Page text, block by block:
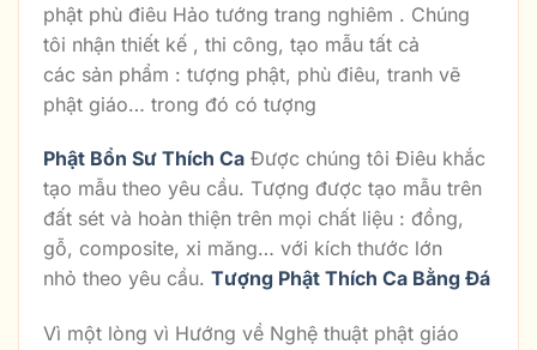
phật phù điêu Hảo tướng trang nghiêm . Chúng
tôi nhận thiết kế , thi công, tạo mẫu tất cả
các sản phẩm : tượng phật, phù điêu, tranh vẽ
phật giáo… trong đó có tượng
Phật Bổn Sư Thích Ca Được chúng tôi Điêu khắc
tạo mẫu theo yêu cầu. Tượng được tạo mẫu trên
đất sét và hoàn thiện trên mọi chất liệu : đồng,
gỗ, composite, xi măng… với kích thước lớn
nhỏ theo yêu cầu. Tượng Phật Thích Ca Bằng Đá
Vì một lòng vì Hướng về Nghệ thuật phật giáo